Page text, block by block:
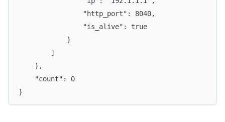
                "http_port": 8040,
                "is_alive": true
            }
        ]
    },
    "count": 0
}